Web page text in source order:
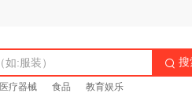
 搜
医疗器械 食品 教育娱乐